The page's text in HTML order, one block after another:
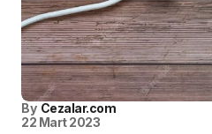
By Cezalar.com
22 Mart 2023